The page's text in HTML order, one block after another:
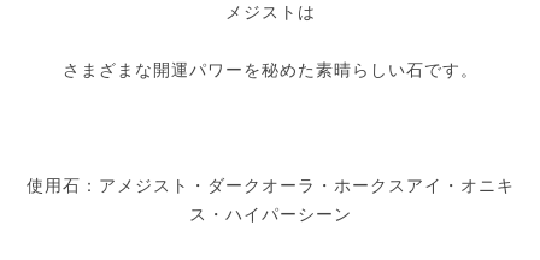
メジストは
さまざまな開運パワーを秘めた素晴らしい石です。
使用石：アメジスト・ダークオーラ・ホークスアイ・オニキ
ス・ハイパーシーン